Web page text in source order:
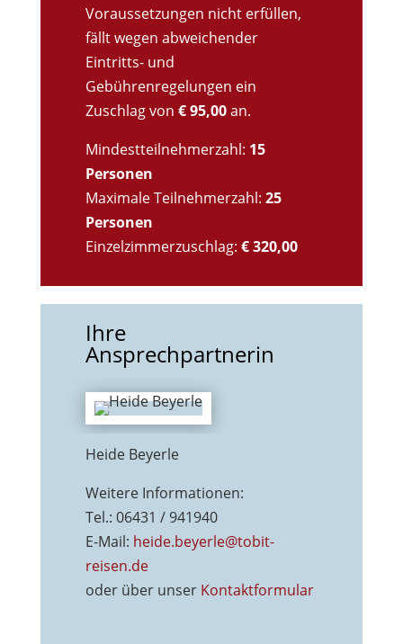
Voraussetzungen nicht erfüllen,
fällt wegen abweichender
Eintritts- und
Gebührenregelungen ein
Zuschlag von € 95,00an.
Mindestteilnehmerzahl: 15
Personen
Maximale Teilnehmerzahl: 25
Personen
Einzelzimmerzuschlag: € 320,00
Ihre
Ansprechpartnerin
Heide Beyerle
Weitere Informationen:
Tel.: 06431 / 941940
E-Mail: heide.beyerle@tobit-
reisen.de
oder über unser Kontaktformular